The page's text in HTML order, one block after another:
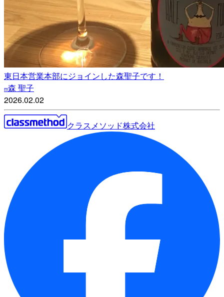
東日本営業本部にジョインした森聖子です！
m森 聖子
2026.02.02
クラスメソッド株式会社